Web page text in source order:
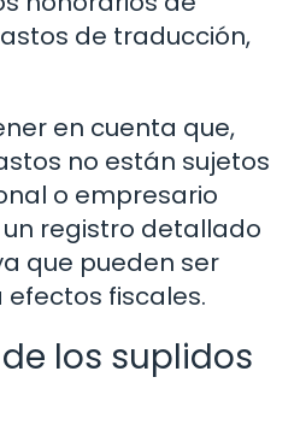
de traducción,
en cuenta que,
no están sujetos
o empresario
registro detallado
que pueden ser
fiscales.
los suplidos